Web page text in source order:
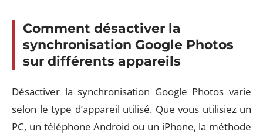
Comment désactiver la
synchronisation Google Photos
sur différents appareils
Désactiver la synchronisation Google Photos varie
selon le type d’appareil utilisé. Que vous utilisiez un
PC, un téléphone Android ou un iPhone, la méthode